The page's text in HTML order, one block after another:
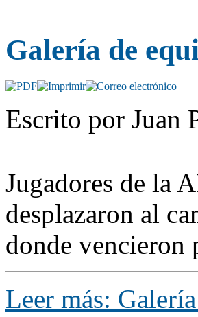
Galería de
Escrito por Juan
Jugadores de la
desplazaron al
donde vencieron
Leer más: